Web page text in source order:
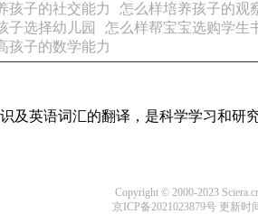
孩子的社交能力 怎么样培养孩子的观
子选择幼儿园 怎么样帮宝宝选购学生
孩子的数学能力
及英语词汇的翻译，是科学学习和研
Copyright © 2000-2023
京ICP备2021023879号更新时